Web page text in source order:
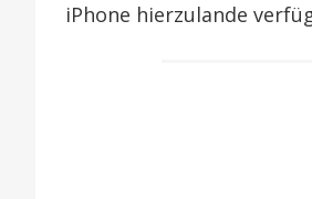
iPhone hierzulande